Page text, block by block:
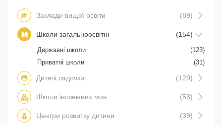
Заклади вищої освіти (89)
Школи загальноосвітні (154)
Державні школи
(123)
Приватні школи
(31)
Дитячі садочки (129)
Школи іноземних мов (53)
Центри розвитку дитини (39)